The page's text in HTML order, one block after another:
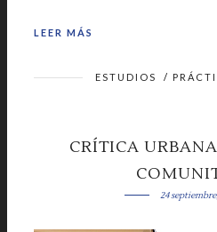
LEER MÁS
ESTUDIOS /
CRÍTICA
24